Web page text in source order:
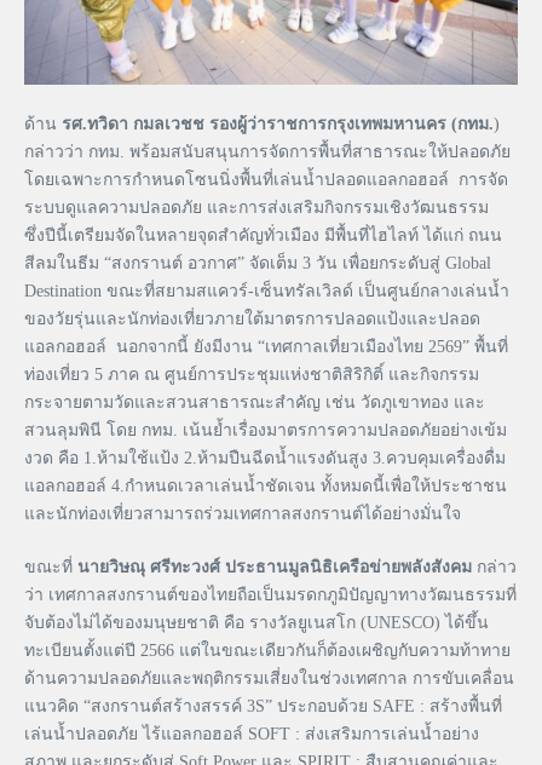
ด้าน รศ.ทวิดา กมลเวชช รองผู้ว่าราชการกรุงเทพมหานคร (กทม.)
กล่าวว่า กทม. พร้อมสนับสนุนการจัดการพื้นที่สาธารณะให้ปลอดภัย
โดยเฉพาะการกำหนดโซนนิ่งพื้นที่เล่นน้ำปลอดแอลกอฮอล์ การจัด
ระบบดูแลความปลอดภัย และการส่งเสริมกิจกรรมเชิงวัฒนธรรม
ซึ่งปีนี้เตรียมจัดในหลายจุดสำคัญทั่วเมือง มีพื้นที่ไฮไลท์ ได้แก่ ถนน
สีลมในธีม “สงกรานต์ อวกาศ” จัดเต็ม 3 วัน เพื่อยกระดับสู่ Global
Destination ขณะที่สยามสแควร์-เซ็นทรัลเวิลด์ เป็นศูนย์กลางเล่นน้ำ
ของวัยรุ่นและนักท่องเที่ยวภายใต้มาตรการปลอดแป้งและปลอด
แอลกอฮอล์ นอกจากนี้ ยังมีงาน “เทศกาลเที่ยวเมืองไทย 2569” พื้นที่
ท่องเที่ยว 5 ภาค ณ ศูนย์การประชุมแห่งชาติสิริกิติ์ และกิจกรรม
กระจายตามวัดและสวนสาธารณะสำคัญ เช่น วัดภูเขาทอง และ
สวนลุมพินี โดย กทม. เน้นย้ำเรื่องมาตรการความปลอดภัยอย่างเข้ม
งวด คือ 1.ห้ามใช้แป้ง 2.ห้ามปืนฉีดน้ำแรงดันสูง 3.ควบคุมเครื่องดื่ม
แอลกอฮอล์ 4.กำหนดเวลาเล่นน้ำชัดเจน ทั้งหมดนี้เพื่อให้ประชาชน
และนักท่องเที่ยวสามารถร่วมเทศกาลสงกรานต์ได้อย่างมั่นใจ
ขณะที่ นายวิษณุ ศรีทะวงศ์ ประธานมูลนิธิเครือข่ายพลังสังคม กล่าว
ว่า เทศกาลสงกรานต์ของไทยถือเป็นมรดกภูมิปัญญาทางวัฒนธรรมที่
จับต้องไม่ได้ของมนุษยชาติ คือ รางวัลยูเนสโก (UNESCO) ได้ขึ้น
ทะเบียนตั้งแต่ปี 2566 แต่ในขณะเดียวกันก็ต้องเผชิญกับความท้าทาย
ด้านความปลอดภัยและพฤติกรรมเสี่ยงในช่วงเทศกาล การขับเคลื่อน
แนวคิด “สงกรานต์สร้างสรรค์ 3S” ประกอบด้วย SAFE : สร้างพื้นที่
เล่นน้ำปลอดภัย ไร้แอลกอฮอล์ SOFT : ส่งเสริมการเล่นน้ำอย่าง